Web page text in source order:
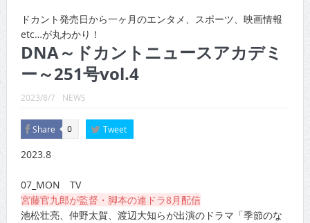
CINEMA×STYLE 289号
CINEMA×STYLE 288号
CINEMA×STYLE 287号
CINEMA×STYLE 285号
CINEMA×STYLE 294号
ドカント発売日から一ヶ月のエンタメ、スポーツ、映画情報
etc…が丸わかり！
DNA～ドカントニュースアカデミ
ー～251号vol.4
2023/8/7 NEWS
Share 0 Tweet
2023.8
07_MON TV
宮藤官九郎が監督・脚本の連ドラ8月配信
池松壮亮、仲野太賀、渡辺大知らが出演のドラマ「季節のな